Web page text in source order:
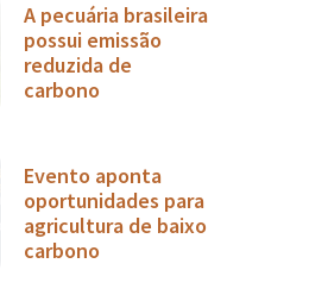
A pecuária brasileira
possui emissão
reduzida de
carbono
Evento aponta
oportunidades para
agricultura de baixo
carbono